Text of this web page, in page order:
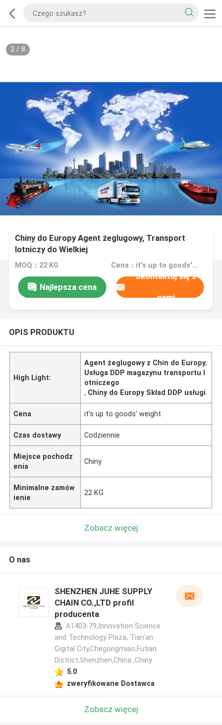
2/ 8
Chiny do Europy Agent żeglugowy, Transport
lotniczy do Wielkiej
Brytanii/Niemcy/Polski/Francji/Włoch/Hiszpanii
MOQ：22 KG Cena：it's up to goods' weight
Najlepsza cena
Skontaktuj się z
nami
OPIS PRODUKTU
High Light:
Agent żeglugowy z Chin do Europy,
Usługa DDP magazynu transportu l
otniczego
, Chiny do Europy Skład DDP usługi
Cena it's up to goods' weight
Czas dostawy Codziennie
Miejsce pochodz
enia
Chiny
Minimalne zamów
ienie
22 KG
Zobacz więcej
O nas
SHENZHEN JUHE SUPPLY
CHAIN CO.,LTD profil
producenta
A1403-79,Innovation Science
and Technology Plaza, Tian'an
Gigital City,Chegongmiao,Futian
District,Shenzhen,China ,Chiny
5.0
zweryfikowane Dostawca
Zobacz więcej